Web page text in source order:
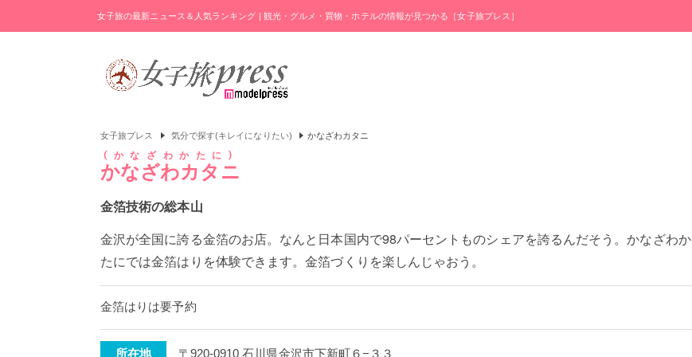
女子旅の最新ニュース＆人気ランキング | 観光・グルメ・買物・ホテルの情報が見つかる［女子旅プレス］
女子旅プレス 気分で探す(キレイになりたい) かなざわカタニ
かなざわカタニ
かなざわかたに
金箔技術の総本山
金沢が全国に誇る金箔のお店。なんと日本国内で98パーセントものシェアを誇るんだそう。かなざわか
たにでは金箔はりを体験できます。金箔づくりを楽しんじゃおう。
金箔はりは要予約
所在地 〒920-0910 石川県金沢市下新町６−３３